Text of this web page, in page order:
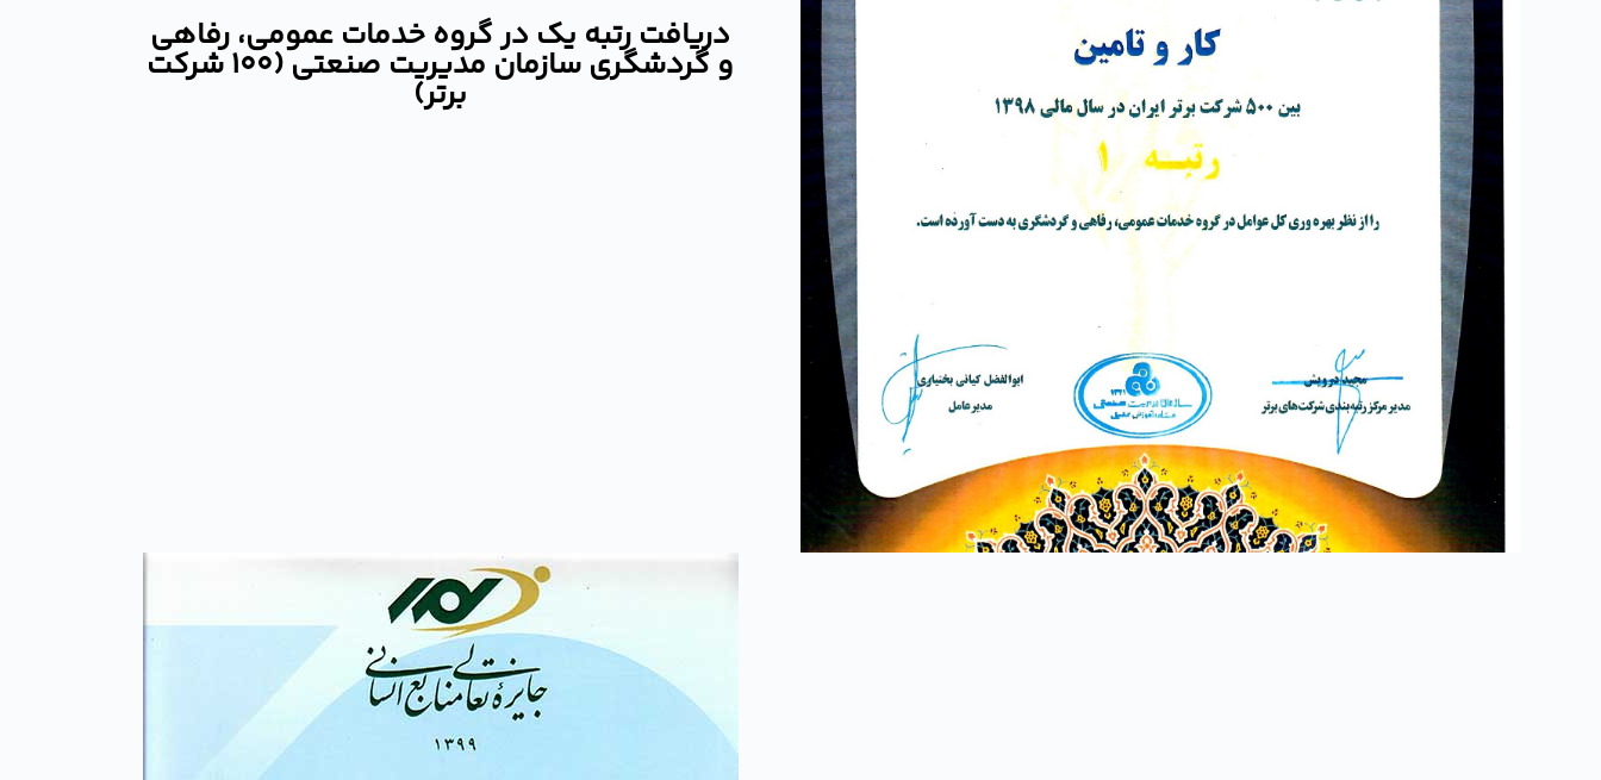
دریافت رتبه یک در گروه خدمات عمومی، رفاهی
و گردشگری سازمان مدیریت صنعتی (100 شرکت
برتر)